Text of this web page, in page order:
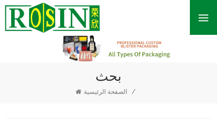
بحث
الصفحة الرئيسية /